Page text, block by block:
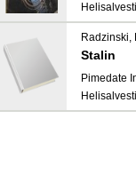
Radzinski,
Stalin
Pimedate